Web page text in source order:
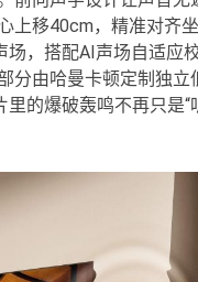
上移40cm，精准对齐
，搭配AI声场自适应
分由哈曼卡顿定制独
的爆破轰鸣不再只是“